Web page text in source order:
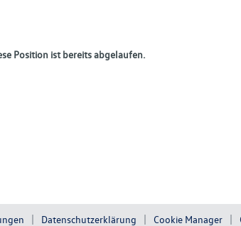
Position ist bereits abgelaufen.
Datenschutzerklärung Cookie Manager